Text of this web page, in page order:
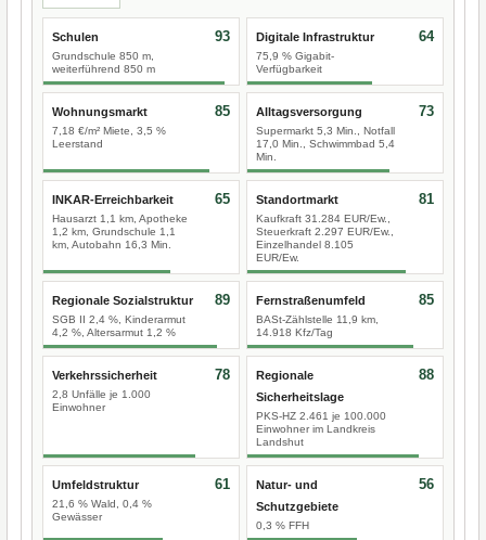
Schulen
Grundschule 850 m,
weiterführend 850 m
93 Digitale Infrastruktur
75,9 % Gigabit-
Verfügbarkeit
64
Wohnungsmarkt
7,18 €/m² Miete, 3,5 %
Leerstand
85 Alltagsversorgung
Supermarkt 5,3 Min., Notfall
17,0 Min., Schwimmbad 5,4
Min.
73
INKAR-Erreichbarkeit
Hausarzt 1,1 km, Apotheke
1,2 km, Grundschule 1,1
km, Autobahn 16,3 Min.
65 Standortmarkt
Kaufkraft 31.284 EUR/Ew.,
Steuerkraft 2.297 EUR/Ew.,
Einzelhandel 8.105
EUR/Ew.
81
Regionale Sozialstruktur
SGB II 2,4 %, Kinderarmut
4,2 %, Altersarmut 1,2 %
89 Fernstraßenumfeld
BASt-Zählstelle 11,9 km,
14.918 Kfz/Tag
85
Verkehrssicherheit
2,8 Unfälle je 1.000
Einwohner
78
Regionale
Sicherheitslage
PKS-HZ 2.461 je 100.000
Einwohner im Landkreis
Landshut
88
Umfeldstruktur
21,6 % Wald, 0,4 %
Gewässer
61
Natur- und
Schutzgebiete
0,3 % FFH
56